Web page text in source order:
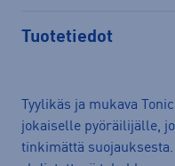
Tuotetiedot
Tyylikäs ja mukava
jokaiselle pyöräilijälle,
tinkimättä